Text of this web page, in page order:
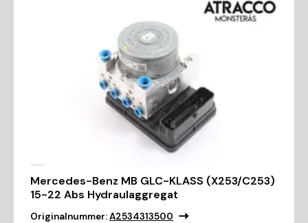
Mercedes-Benz MB GLC-KLASS (X253/C253)
15-22 Abs Hydraulaggregat
Originalnummer:A2534313500